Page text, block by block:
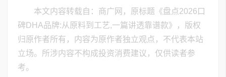
本文内容转载自：商广网，原标题《盘点2026口
碑DHA品牌:从原料到工艺,一篇讲透靠谱款》，版权
归原作者所有，内容为原作者独立观点，不代表本站
立场。所涉内容不构成投资消费建议，仅供读者参
考。